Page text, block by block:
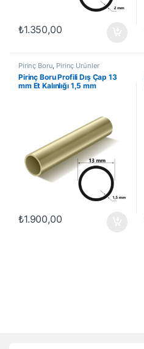
₺1.350,00
Pirinç Boru, Pirinç Ürünler
Pirinç Boru Profili Dış Çap 13
mm Et Kalınlığı 1,5 mm
₺1.900,00